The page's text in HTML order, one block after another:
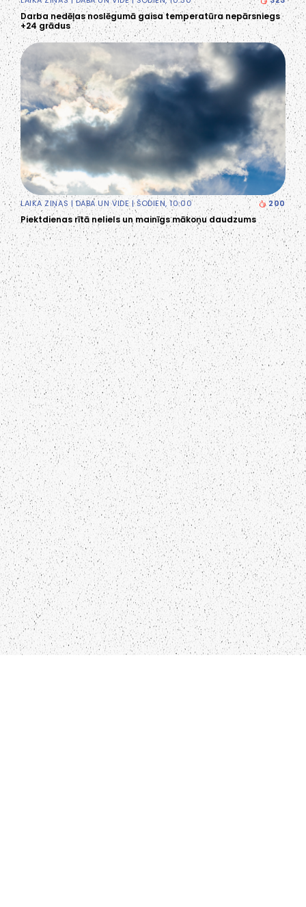
Darba nedēļas noslēgumā gaisa temperatūra nepārsniegs
+24 grādus
LAIKA ZIŅAS |DABA UN VIDE| ŠODIEN, 10:00 200
Piektdienas rītā neliels un mainīgs mākoņu daudzums